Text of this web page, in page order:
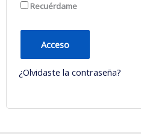
Recuérdame
Acceso
¿Olvidaste la contraseña?